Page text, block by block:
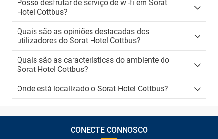
Posso desfrutar de serviço de wi-fi em Sorat
Hotel Cottbus?
Quais são as opiniões destacadas dos
utilizadores do Sorat Hotel Cottbus?
Quais são as características do ambiente do
Sorat Hotel Cottbus?
Onde está localizado o Sorat Hotel Cottbus?
CONECTE CONNOSCO